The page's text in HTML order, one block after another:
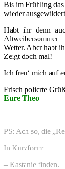
Bis im Frühling das
wieder
Habt ihr denn
Wetter. Aber habt
Zeigt doch mal!
Ich freu‘ mich auf
Frisch polierte
Eure Theo
PS: Ach so, die
In Kurzform:
– Kastanie finden.